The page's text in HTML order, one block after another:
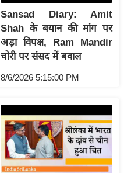
Sansad Diary: Amit
Shah के बयान की मांग पर
अड़ा विपक्ष, Ram Mandir
चोरी पर संसद में बवाल
8/6/2026 5:15:00 PM